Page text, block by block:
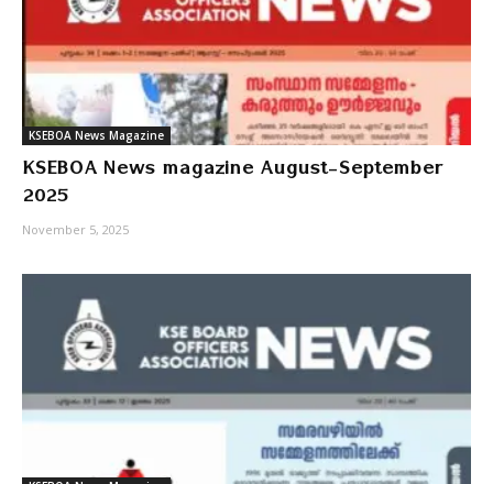
KSEBOA News Magazine
KSEBOA News magazine August-September
2025
November 5, 2025